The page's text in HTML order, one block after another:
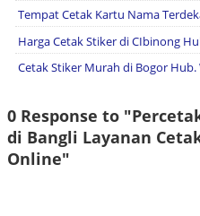
Tempat Cetak Kartu Nama
Harga Cetak Stiker di CIbinong
Cetak Stiker Murah di Bogor Hub.
0 Response to
di Bangli Layanan
Online"